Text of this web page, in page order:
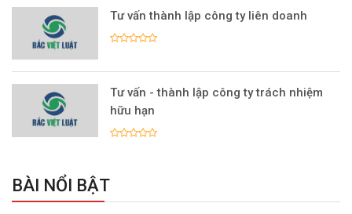
Tư vấn thành lập công ty liên doanh
Tư vấn - thành lập công ty trách nhiệm
hữu hạn
BÀI NỔI BẬT